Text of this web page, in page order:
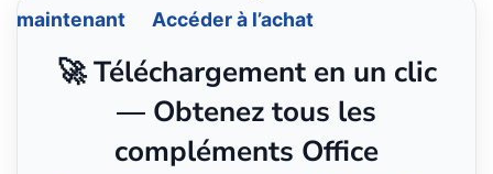
maintenant
Accéder à l’achat
🚀 Téléchargement en un clic
— Obtenez tous les
compléments Office